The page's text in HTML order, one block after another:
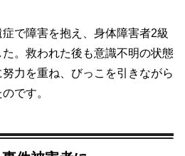
で障害を抱え、身体障害者2級
。救われた後も意識不明の状態
力を重ね、びっこを引きながら
です。